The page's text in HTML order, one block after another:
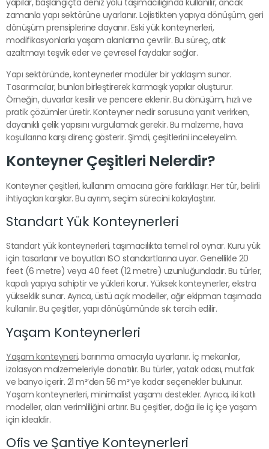
yapılar, başlangıçta deniz yolu taşımacılığında kullanılır, ancak
zamanla yapı sektörüne uyarlanır. Lojistikten yapıya dönüşüm, geri
dönüşüm prensiplerine dayanır. Eski yük konteynerleri,
modifikasyonlarla yaşam alanlarına çevrilir. Bu süreç, atık
azaltmayı teşvik eder ve çevresel faydalar sağlar.
Yapı sektöründe, konteynerler modüler bir yaklaşım sunar.
Tasarımcılar, bunları birleştirerek karmaşık yapılar oluşturur.
Örneğin, duvarlar kesilir ve pencere eklenir. Bu dönüşüm, hızlı ve
pratik çözümler üretir. Konteyner nedir sorusuna yanıt verirken,
dayanıklı çelik yapısını vurgulamak gerekir. Bu malzeme, hava
koşullarına karşı direnç gösterir. Şimdi, çeşitlerini inceleyelim.
Konteyner Çeşitleri Nelerdir?
Konteyner çeşitleri, kullanım amacına göre farklılaşır. Her tür, belirli
ihtiyaçları karşılar. Bu ayrım, seçim sürecini kolaylaştırır.
Standart Yük Konteynerleri
Standart yük konteynerleri, taşımacılıkta temel rol oynar. Kuru yük
için tasarlanır ve boyutları ISO standartlarına uyar. Genellikle 20
feet (6 metre) veya 40 feet (12 metre) uzunluğundadır. Bu türler,
kapalı yapıya sahiptir ve yükleri korur. Yüksek konteynerler, ekstra
yükseklik sunar. Ayrıca, üstü açık modeller, ağır ekipman taşımada
kullanılır. Bu çeşitler, yapı dönüşümünde sık tercih edilir.
Yaşam Konteynerleri
Yaşam konteyneri, barınma amacıyla uyarlanır. İç mekanlar,
izolasyon malzemeleriyle donatılır. Bu türler, yatak odası, mutfak
ve banyo içerir. 21 m²’den 56 m²’ye kadar seçenekler bulunur.
Yaşam konteynerleri, minimalist yaşamı destekler. Ayrıca, iki katlı
modeller, alan verimliliğini artırır. Bu çeşitler, doğa ile iç içe yaşam
için idealdir.
Ofis ve Şantiye Konteynerleri